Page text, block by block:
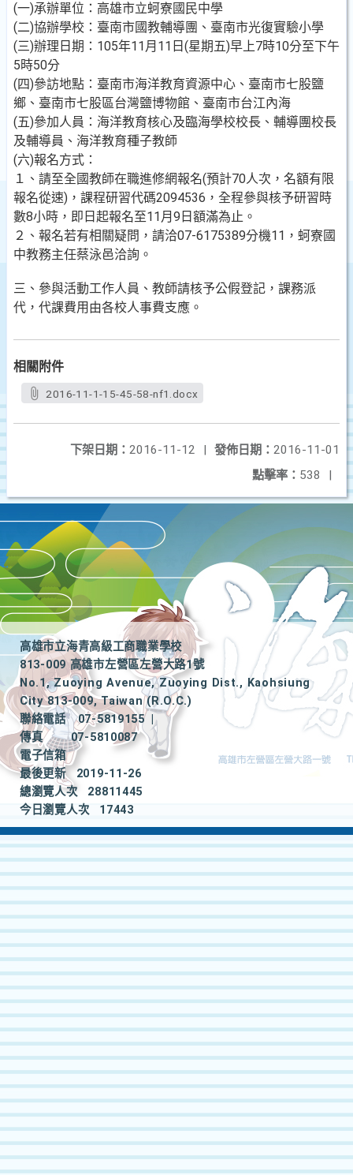
(一)承辦單位：高雄市立蚵寮國民中學
(二)協辦學校：臺南市國教輔導團、臺南市光復實驗小學
(三)辦理日期：105年11月11日(星期五)早上7時10分至下午
5時50分
(四)參訪地點：臺南市海洋教育資源中心、臺南市七股鹽
鄉、臺南市七股區台灣鹽博物館、臺南市台江內海
(五)參加人員：海洋教育核心及臨海學校校長、輔導團校長
及輔導員、海洋教育種子教師
(六)報名方式：
１、請至全國教師在職進修網報名(預計70人次，名額有限
報名從速)，課程研習代碼2094536，全程參與核予研習時
數8小時，即日起報名至11月9日額滿為止。
２、報名若有相關疑問，請洽07-6175389分機11，蚵寮國
中教務主任蔡泳邑洽詢。
三、參與活動工作人員、教師請核予公假登記，課務派
代，代課費用由各校人事費支應。
相關附件
2016-11-1-15-45-58-nf1.docx
發佈日期： 2016-11-01
下架日期： 2016-11-12
|
點擊率： 538 |
高雄市立海青高級工商職業學校
813-009 高雄市左營區左營大路1號
No.1, Zuoying Avenue, Zuoying Dist., Kaohsiung
City 813-009, Taiwan (R.O.C.)
聯絡電話
07-5819155
|
傳真
07-5810087
電子信箱
最後更新
2019-11-26
總瀏覽人次
28811445
今日瀏覽人次
17443